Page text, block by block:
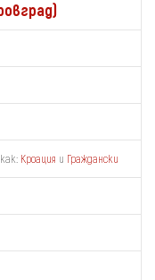
Кроация и Граждански